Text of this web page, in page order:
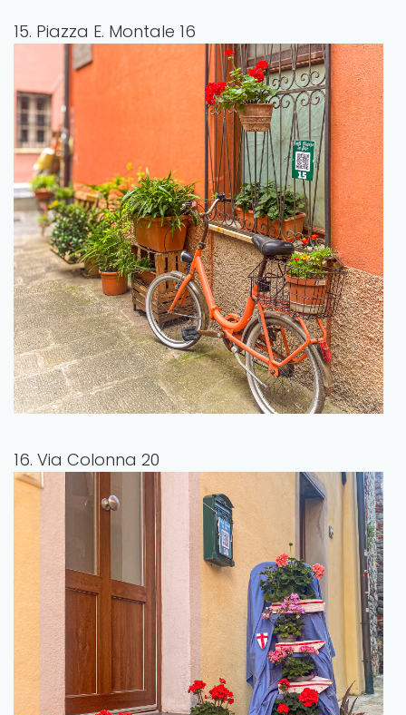
15. Piazza E. Montale 16
16. Via Colonna 20